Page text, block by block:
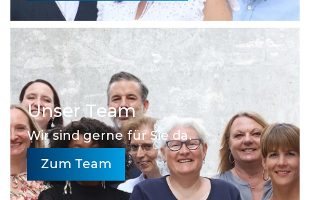
Unser Team
Wir sind gerne für Sie da.
Zum Team